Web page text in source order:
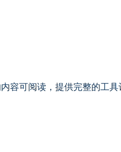
容可阅读，提供完整的工具